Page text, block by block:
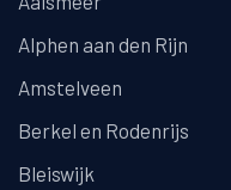
Alphen aan den Rijn
Amstelveen
Berkel en Rodenrijs
Bleiswijk